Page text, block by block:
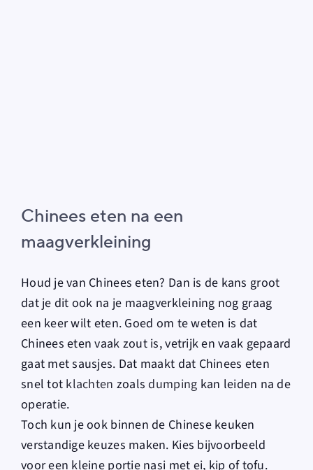
Chinees eten na een
maagverkleining
Houd je van Chinees eten? Dan is de kans groot
dat je dit ook na je maagverkleining nog graag
een keer wilt eten. Goed om te weten is dat
Chinees eten vaak zout is, vetrijk en vaak gepaard
gaat met sausjes. Dat maakt dat Chinees eten
snel tot klachten zoalsdumping kan leiden na de
operatie.
Toch kun je ook binnen de Chinese keuken
verstandige keuzes maken. Kies bijvoorbeeld
voor een kleine portie nasi met ei, kip of tofu.